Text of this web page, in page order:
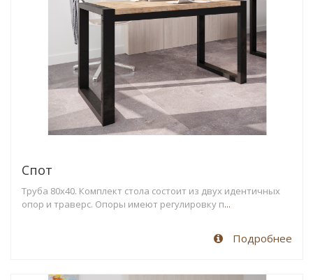
Спот
Труба 80х40. Комплект стола состоит из двух идентичных
опор и траверс. Опоры имеют регулировку п...
Подробнее